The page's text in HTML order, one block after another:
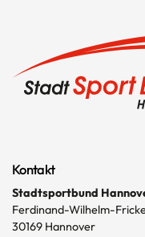
Kontakt
Stadtsportbund
Ferdinand-Wilhelm-
30169 Hannover